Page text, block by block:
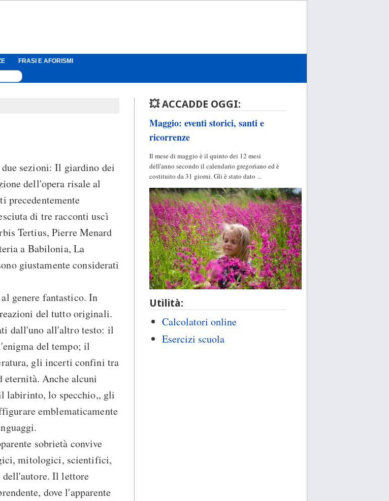
FRASI E AFORISMI
sezioni: Il giardino dei
dell'opera risale al
precedentemente
di tre racconti uscì
Tertius, Pierre Menard
a Babilonia, La
giustamente considerati
genere fantastico. In
del tutto originali.
dall'uno all'altro testo: il
del tempo; il
gli incerti confini tra
eternità. Anche alcuni
labirinto, lo specchio,, gli
emblematicamente
sobrietà convive
mitologici, scientifici,
dell'autore. Il lettore
dove l'apparente
💥 ACCADDE OGGI:
Maggio: eventi storici, santi e
ricorrenze
Il mese di maggio è il quinto dei 12 mesi
dell'anno secondo il calendario gregoriano ed è
costituito da 31 giorni. Gli è stato dato ...
Utilità:
Calcolatori online
Esercizi scuola